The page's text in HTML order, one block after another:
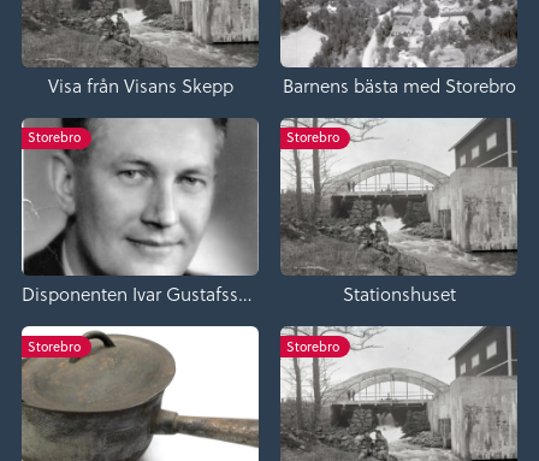
Visa från Visans Skepp Barnens bästa med Storebro
Storebro
Disponenten Ivar Gustafsson
Storebro
Stationshuset
Storebro Storebro